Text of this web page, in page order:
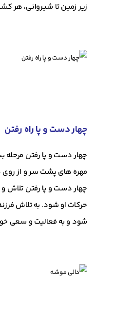
زیر زمین تا شیروانی، هر
چهار دست و پا راه رفتن
چهار دست و پا رفتن
مهره های پشت سر و از
چهار دست و پا رفتن تلاش
حرکات او شود. به تلاش
شود و به فعالیت و سعی